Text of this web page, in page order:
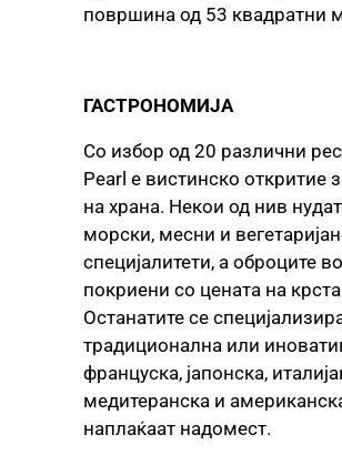
површина од 53 квадратни
ГАСТРОНОМИЈА
Со избор од 20 различни
Pearl е вистинско откритие
на храна. Некои од нив
морски, месни и
специјалитети, а оброците
покриени со цената на
Останатите се
традиционална или
француска, јапонска,
медитеранска и
наплаќаат надомест.